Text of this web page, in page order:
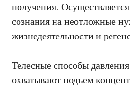
получения.
сознания на неотложные
жизнедеятельности и
Телесные способы
охватывают подъем